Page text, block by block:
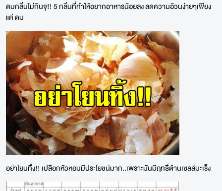
ดมกลิ่นไม่กินจุ!! 5 กลิ่นที่ทำให้อยากอาหารน้อยลง ลดความอ้วนง่ายๆเพียง
แค่ ดม
อย่าโยนทิ้ง!! เปลือกหัวหอมมีประโยชน์มาก..เพราะมันมีฤทธิ์ต้านเซลล์มะเร็ง